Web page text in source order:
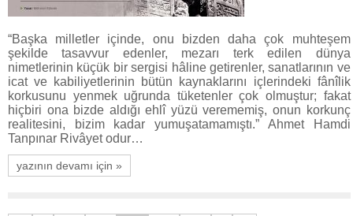
“Başka milletler içinde, onu bizden daha çok muhteşem
şekilde tasavvur edenler, mezarı terk edilen dünya
nimetlerinin küçük bir sergisi hâline getirenler, sanatlarının ve
icat ve kabiliyetlerinin bütün kaynaklarını içlerindeki fânîlik
korkusunu yenmek uğrunda tüketenler çok olmuştur; fakat
hiçbiri ona bizde aldığı ehlî yüzü verememiş, onun korkunç
realitesini, bizim kadar yumuşatamamıştı.” Ahmet Hamdi
Tanpınar Rivâyet odur…
yazının devamı için »